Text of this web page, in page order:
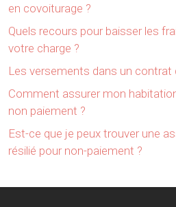
en covoiturage ?
Quels recours pour baisser les
votre charge ?
Les versements dans un contrat
Comment assurer mon
non paiement ?
Est-ce que je peux trouver une
résilié pour non-paiement ?